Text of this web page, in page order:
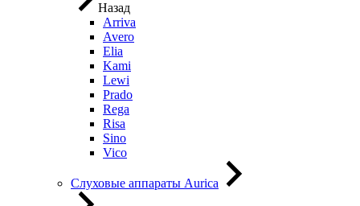
Назад
Arriva
Avero
Elia
Kami
Lewi
Prado
Rega
Risa
Sino
Vico
Слуховые аппараты Aurica